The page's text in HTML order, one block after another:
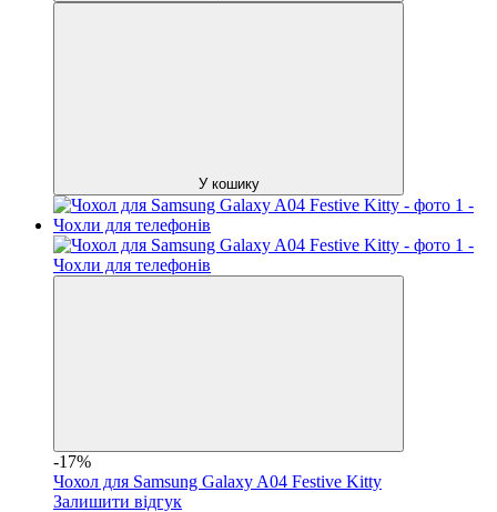
У кошику
-17%
Чохол для Samsung Galaxy A04 Festive Kitty
Залишити відгук